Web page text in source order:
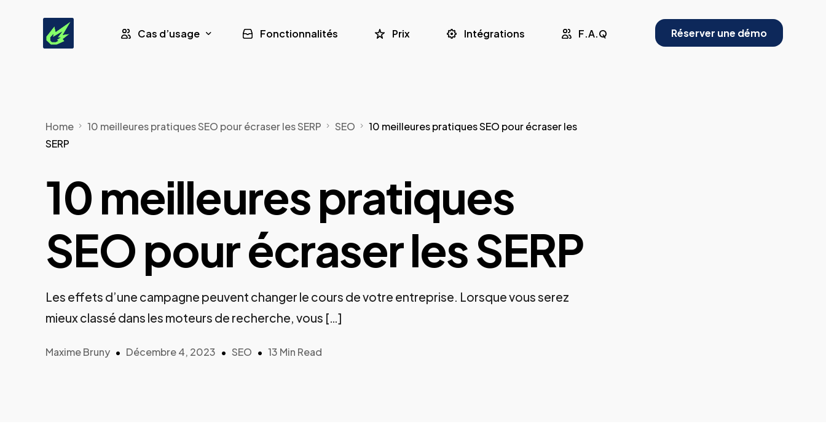
Cas d’usage
Leads Formation CPF
Leads Pompe à Chaleur
Fonctionnalités Prix Intégrations F.A.Q Réserver une démo
Home 10 meilleures pratiques SEO pour écraser les SERP SEO
10 meilleures pratiques SEO pour écraser les
SERP
10 meilleures pratiques
SEO pour écraser les SERP
Les effets d’une campagne peuvent changer le cours de votre entreprise. Lorsque vous serez
mieux classé dans les moteurs de recherche, vous […]
Maxime Bruny Décembre 4, 2023 SEO 13 Min Read